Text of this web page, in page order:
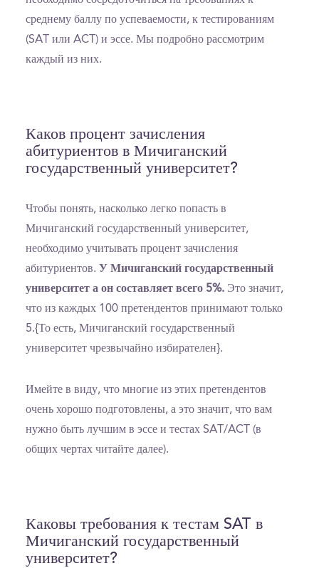
среднему баллу по успеваемости, к тестированиям
(SAT или ACT) и эссе. Мы подробно рассмотрим
каждый из них.
Каков процент зачисления
абитуриентов в Мичиганский
государственный университет?
Чтобы понять, насколько легко попасть в
Мичиганский государственный университет,
необходимо учитывать процент зачисления
абитуриентов. У Мичиганский государственный
университет а он составляет всего 5%. Это значит,
что из каждых 100 претендентов принимают только
5.{То есть, Мичиганский государственный
университет чрезвычайно избирателен}.
Имейте в виду, что многие из этих претендентов
очень хорошо подготовлены, а это значит, что вам
нужно быть лучшим в эссе и тестах SAT/ACT (в
общих чертах читайте далее).
Каковы требования к тестам SAT в
Мичиганский государственный
университет?